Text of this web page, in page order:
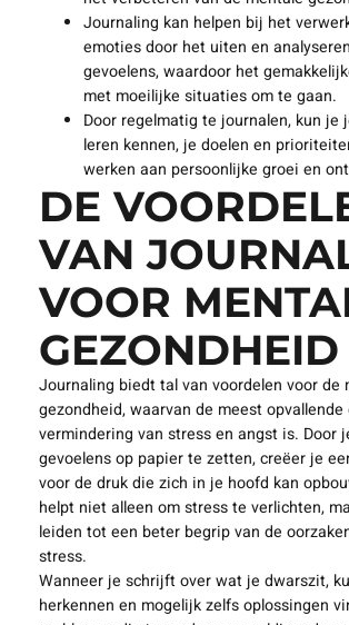
Journaling kan helpen bij het
emoties door het uiten en
gevoelens, waardoor het
met moeilijke situaties om te gaan.
Door regelmatig te journalen, kun je
leren kennen, je doelen en
werken aan persoonlijke groei en
DE
VAN
VOOR
GEZONDHEID
Journaling biedt tal van voordelen voor de
gezondheid, waarvan de meest opvallende
vermindering van stress en angst is. Door
gevoelens op papier te zetten, creëer je
voor de druk die zich in je hoofd kan
helpt niet alleen om stress te verlichten,
leiden tot een beter begrip van de
stress.
Wanneer je schrijft over wat je dwarszit,
herkennen en mogelijk zelfs oplossingen